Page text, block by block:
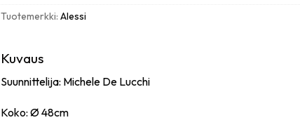
Tuotemerkki:Alessi
Kuvaus
Suunnittelija: Michele De Lucchi
Koko: Ø 48cm